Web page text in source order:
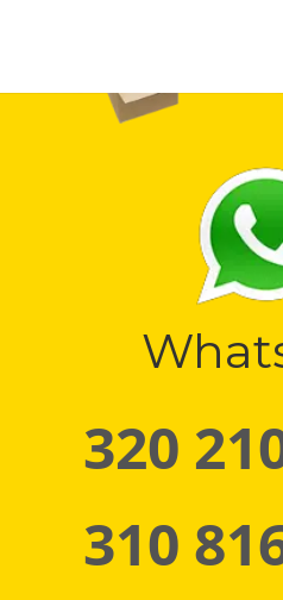
320
310